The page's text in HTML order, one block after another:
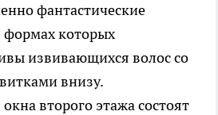
фантастические
которых
извивающихся волос со
внизу.
второго этажа состоят